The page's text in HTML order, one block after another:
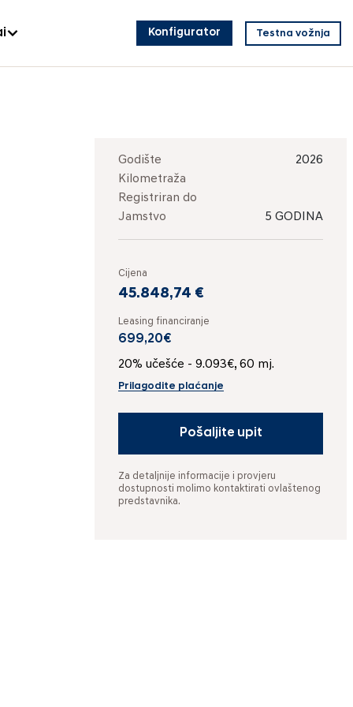
Konfigurator Testna vožnja
Godište
2026
Kilometraža
Registriran do
Jamstvo
5 GODINA
Cijena
45.848,74 €
Leasing financiranje
699,20€
20% učešće - 9.093€, 60 mj.
Prilagodite plaćanje
Pošaljite upit
Za detaljnije informacije i provjeru
dostupnosti molimo kontaktirati ovlaštenog
predstavnika.